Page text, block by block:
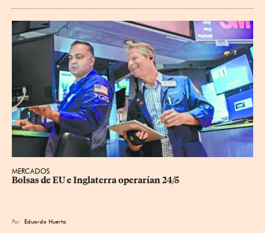
MERCADOS
Bolsas de EU e Inglaterra operarían 24/5
Por Eduardo Huerta